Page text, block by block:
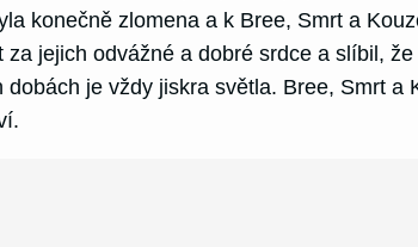
konečně zlomena a k Bree, Smrt a
jejich odvážné a dobré srdce a slíbil,
je vždy jiskra světla. Bree, Smrt